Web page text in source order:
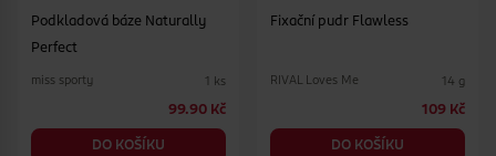
Podkladová báze Naturally
Perfect
miss sporty 1 ks
99.90 Kč
DO KOŠÍKU
Fixační pudr Flawless
RIVAL Loves Me 14 g
109 Kč
DO KOŠÍKU